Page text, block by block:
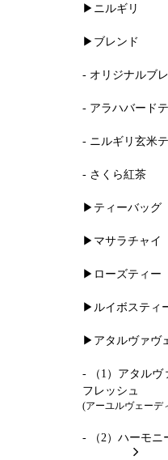
▶ニルギリ
▶ブレンド
- オリジナルブ
- アラハバード
- ニルギリ玄米
- さくら紅茶
▶ティーバッグ
▶マサラチャイ
▶ローズティー
▶ルイボスティ
▶アタルヴァヴ
- （1）アタルヴ
フレッシュ
(アーユルヴェーデ
- （2）ハーモニ